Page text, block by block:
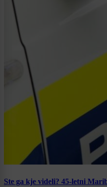
Ste ga kje videli? 45-letni